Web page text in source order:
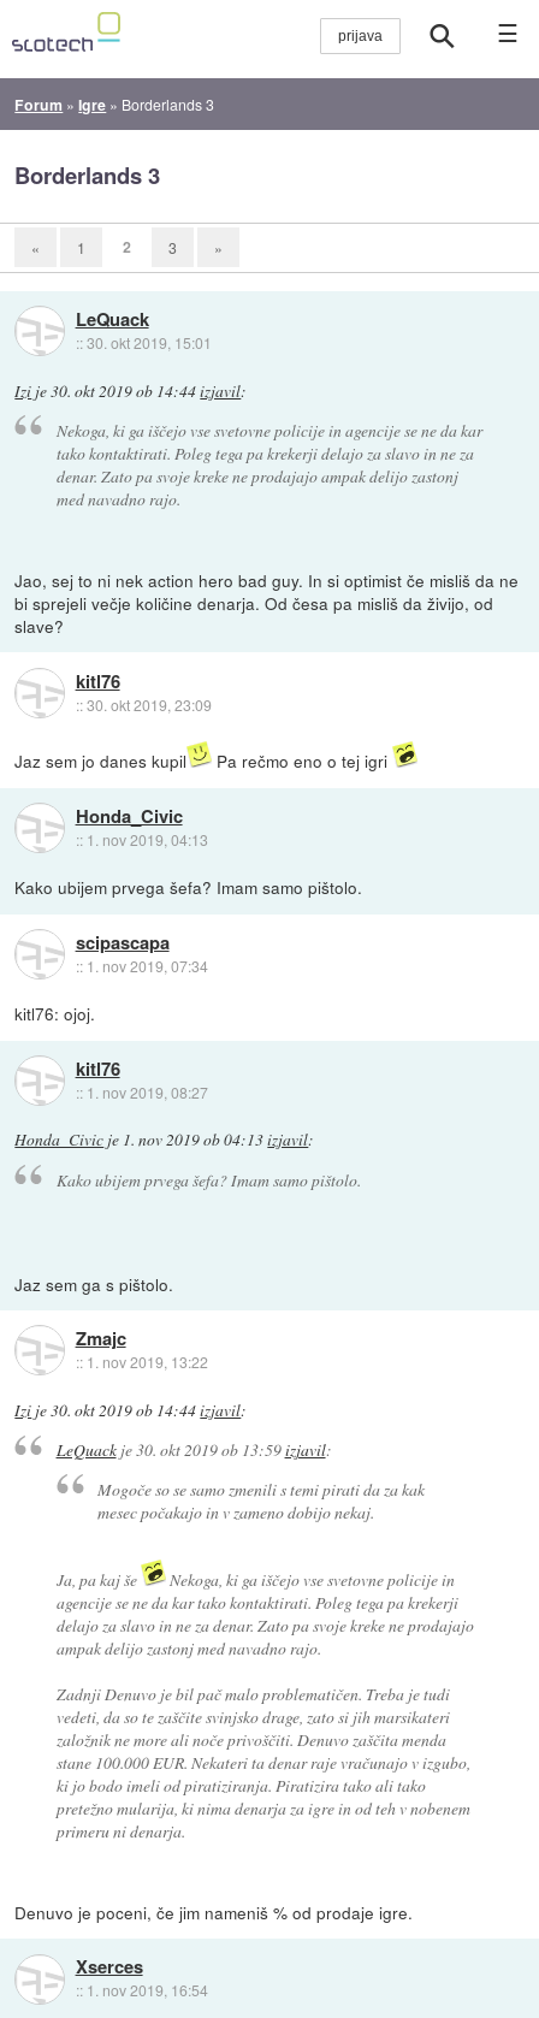
☰
Forum »Igre » Borderlands 3
Borderlands 3
« 1 2 3 »
LeQuack
::30. okt 2019, 15:01
Izi je30. okt 2019 ob 14:44izjavil:
Nekoga, ki ga iščejo vse svetovne policije in agencije se ne da kar
tako kontaktirati. Poleg tega pa krekerji delajo za slavo in ne za
denar. Zato pa svoje kreke ne prodajajo ampak delijo zastonj
med navadno rajo.
Jao, sej to ni nek action hero bad guy. In si optimist če misliš da ne
bi sprejeli večje količine denarja. Od česa pa misliš da živijo, od
slave?
kitl76
::30. okt 2019, 23:09
Jaz sem jo danes kupil Pa rečmo eno o tej igri
Honda_Civic
:: 1. nov 2019, 04:13
Kako ubijem prvega šefa? Imam samo pištolo.
scipascapa
:: 1. nov 2019, 07:34
kitl76: ojoj.
kitl76
:: 1. nov 2019, 08:27
Honda_Civic je 1. nov 2019 ob 04:13izjavil:
Kako ubijem prvega šefa? Imam samo pištolo.
Jaz sem ga s pištolo.
Zmajc
:: 1. nov 2019, 13:22
Izi je30. okt 2019 ob 14:44izjavil:
LeQuackje30. okt 2019 ob 13:59izjavil:
Mogoče so se samo zmenili s temi pirati da za kak
mesec počakajo in v zameno dobijo nekaj.
Ja, pa kaj še
Nekoga, ki ga iščejo vse svetovne policije in
agencije se ne da kar tako kontaktirati. Poleg tega pa krekerji
delajo za slavo in ne za denar. Zato pa svoje kreke ne prodajajo
ampak delijo zastonj med navadno rajo.
Zadnji Denuvo je bil pač malo problematičen. Treba je tudi
vedeti, da so te zaščite svinjsko drage, zato si jih marsikateri
založnik ne more ali noče privoščiti. Denuvo zaščita menda
stane 100.000 EUR. Nekateri ta denar raje vračunajo v izgubo,
ki jo bodo imeli od piratiziranja. Piratizira tako ali tako
pretežno mularija, ki nima denarja za igre in od teh v nobenem
primeru ni denarja.
Denuvo je poceni, če jim nameniš % od prodaje igre.
Xserces
:: 1. nov 2019, 16:54